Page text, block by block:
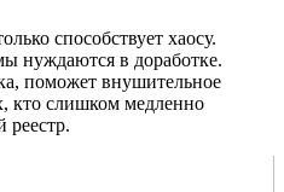
способствует хаосу.
нуждаются в доработке.
поможет внушительное
кто слишком медленно
реестр.